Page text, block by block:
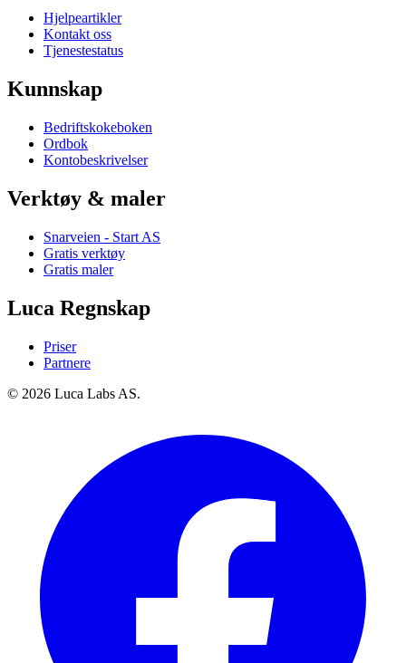
Hjelpeartikler
Kontakt oss
Tjenestestatus
Kunnskap
Bedriftskokeboken
Ordbok
Kontobeskrivelser
Verktøy & maler
Snarveien - Start AS
Gratis verktøy
Gratis maler
Luca Regnskap
Priser
Partnere
© 2026 Luca Labs AS.